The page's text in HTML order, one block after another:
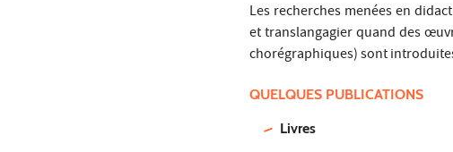
Les recherches menées en
et translangagier quand des
chorégraphiques) sont
QUELQUES PUBLICATIONS
Livres